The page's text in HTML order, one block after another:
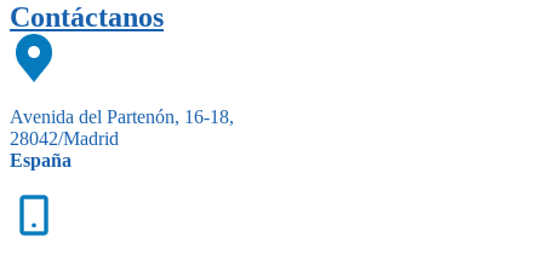
Contáctanos
Avenida del Partenón, 16-18,
28042/Madrid
España